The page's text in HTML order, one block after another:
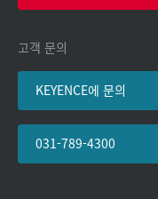
고객 문의
KEYENCE에 문의
031-789-4300